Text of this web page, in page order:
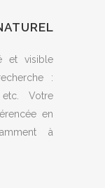
et visible
:
Votre
en
à